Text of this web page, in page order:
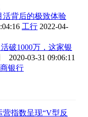
活背后的极致体验
工行 2022-04-
破1000万，这家银
2020-03-31 09:06:11
银行
指数呈现“V型反